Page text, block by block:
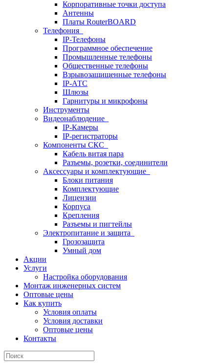
Корпоративные точки доступа
Антенны
Платы RouterBOARD
Телефония
IP-Телефоны
Программное обеспечение
Промышленные телефоны
Общественные телефоны
Взрывозащищенные телефоны
IP-АТС
Шлюзы
Гарнитуры и микрофоны
Инструменты
Видеонаблюдение
IP-Камеры
IP-регистраторы
Компоненты СКС
Кабель витая пара
Разъемы, розетки, соединители
Аксессуары и комплектующие
Блоки питания
Комплектующие
Лицензии
Корпуса
Крепления
Разъемы и пигтейлы
Электропитание и защита
Грозозащита
Умный дом
Акции
Услуги
Настройка оборудования
Монтаж инженерных систем
Оптовые цены
Как купить
Условия оплаты
Условия доставки
Оптовые цены
Контакты